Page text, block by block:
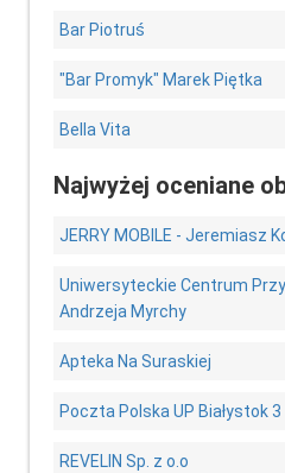
Bar Piotruś
"Bar Promyk" Marek Piętka
Bella Vita
Najwyżej oceniane
JERRY MOBILE - Jeremiasz
Uniwersyteckie Centrum
Andrzeja Myrchy
Apteka Na Suraskiej
Poczta Polska UP Białystok 3
REVELIN Sp. z o.o